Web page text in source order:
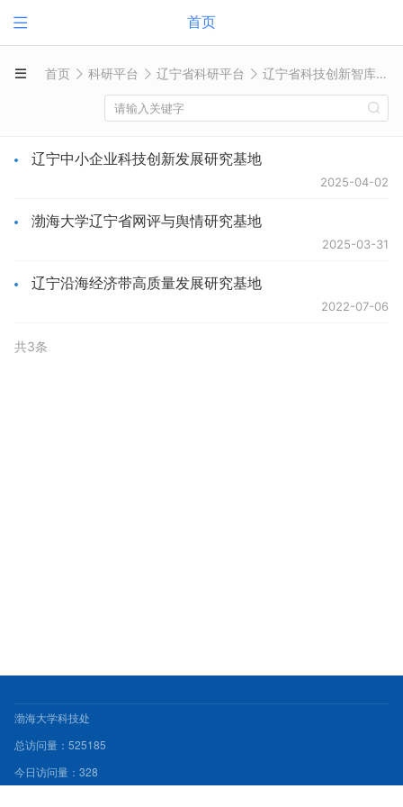
首页
首页 科研平台 辽宁省科研平台 辽宁省科技创新智库研究基地
辽宁中小企业科技创新发展研究基地
2025-04-02
渤海大学辽宁省网评与舆情研究基地
2025-03-31
辽宁沿海经济带高质量发展研究基地
2022-07-06
共3条
渤海大学科技处
总访问量： 525185
今日访问量： 328